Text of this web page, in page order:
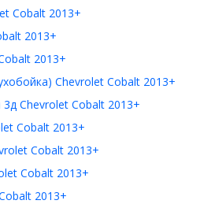
Cobalt 2013+
2013+
2013+
Chevrolet Cobalt 2013+
Chevrolet Cobalt 2013+
Cobalt 2013+
Cobalt 2013+
Cobalt 2013+
2013+